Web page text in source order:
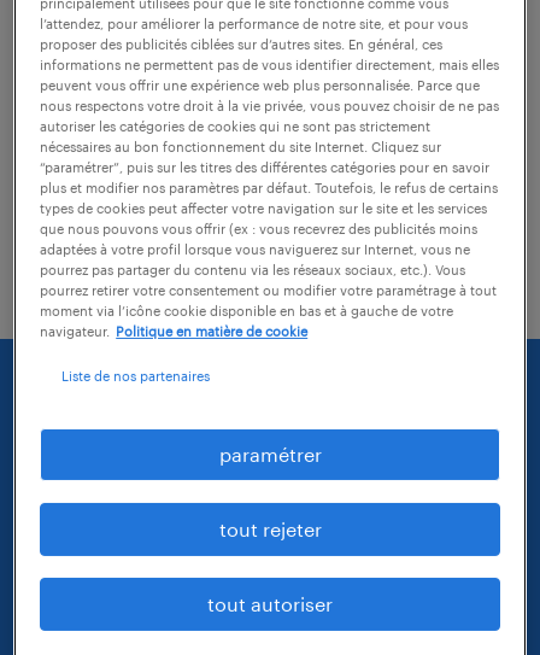
pour accéder aux différentes prestations
sociales.
Le FASTT vous apporte des réponses à vos
questions sur différents sujets : logement,
santé, famille, consommation, accident du
travail. Il vous informe sur vos droits et
avantages sociaux.
l’attendez, pour améliorer la performance de notre site, et pour vous
proposer des publicités ciblées sur d’autres sites. En général, ces
informations ne permettent pas de vous identifier directement, mais elles
peuvent vous offrir une expérience web plus personnalisée. Parce que
nous respectons votre droit à la vie privée, vous pouvez choisir de ne pas
autoriser les catégories de cookies qui ne sont pas strictement
nécessaires au bon fonctionnement du site Internet. Cliquez sur
“paramétrer”, puis sur les titres des différentes catégories pour en savoir
plus et modifier nos paramètres par défaut. Toutefois, le refus de certains
types de cookies peut affecter votre navigation sur le site et les services
que nous pouvons vous offrir (ex : vous recevrez des publicités moins
adaptées à votre profil lorsque vous naviguerez sur Internet, vous ne
pourrez pas partager du contenu via les réseaux sociaux, etc.). Vous
pourrez retirer votre consentement ou modifier votre paramétrage à tout
moment via l’icône cookie disponible en bas et à gauche de votre
navigateur.
Politique en matière de cookie
Liste de nos partenaires
paramétrer
tout rejeter
tout autoriser